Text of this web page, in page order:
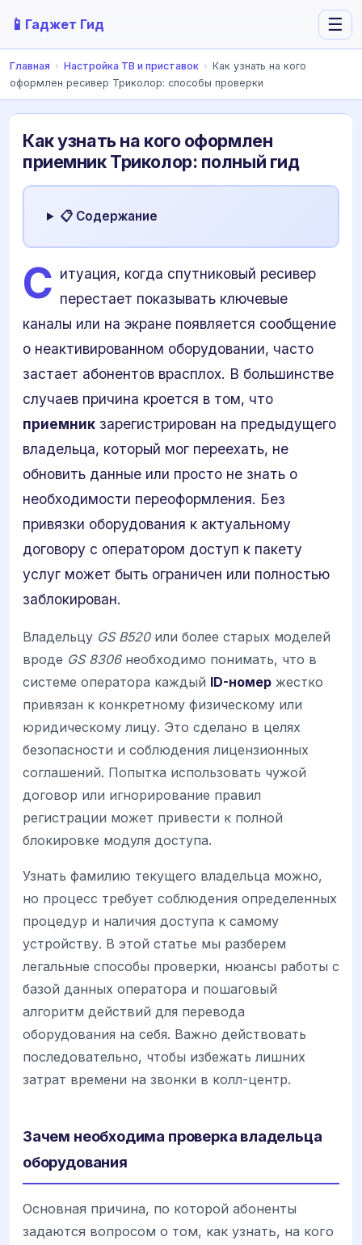
📱 Гаджет Гид ☰
Главная › Настройка ТВ и приставок › Как узнать на кого
оформлен ресивер Триколор: способы проверки
Как узнать на кого оформлен
приемник Триколор: полный гид
📋 Содержание
С итуация, когда спутниковый ресивер
перестает показывать ключевые
каналы или на экране появляется сообщение
о неактивированном оборудовании, часто
застает абонентов врасплох. В большинстве
случаев причина кроется в том, что
приемник зарегистрирован на предыдущего
владельца, который мог переехать, не
обновить данные или просто не знать о
необходимости переоформления. Без
привязки оборудования к актуальному
договору с оператором доступ к пакету
услуг может быть ограничен или полностью
заблокирован.
Владельцу GS B520или более старых моделей
вроде GS 8306необходимо понимать, что в
системе оператора каждый ID-номер жестко
привязан к конкретному физическому или
юридическому лицу. Это сделано в целях
безопасности и соблюдения лицензионных
соглашений. Попытка использовать чужой
договор или игнорирование правил
регистрации может привести к полной
блокировке модуля доступа.
Узнать фамилию текущего владельца можно,
но процесс требует соблюдения определенных
процедур и наличия доступа к самому
устройству. В этой статье мы разберем
легальные способы проверки, нюансы работы с
базой данных оператора и пошаговый
алгоритм действий для перевода
оборудования на себя. Важно действовать
последовательно, чтобы избежать лишних
затрат времени на звонки в колл-центр.
Зачем необходима проверка владельца
оборудования
Основная причина, по которой абоненты
задаются вопросом о том, как узнать, на кого